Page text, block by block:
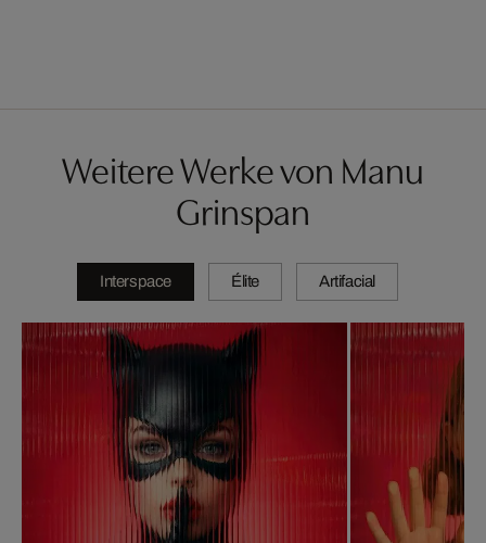
Weitere Werke von Manu
Grinspan
Interspace Élite Artifacial